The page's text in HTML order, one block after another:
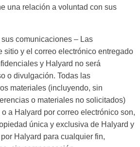
una relación a voluntad con sus
comunicaciones – Las
sitio y el correo electrónico entregado
y Halyard no será
o divulgación. Todas las
materiales (incluyendo, sin
o materiales no solicitados)
a Halyard por correo electrónico son,
única y exclusiva de Halyard y
Halyard para cualquier fin,